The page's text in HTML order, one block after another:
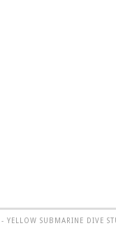
YELLOW SUBMARINE DIVE